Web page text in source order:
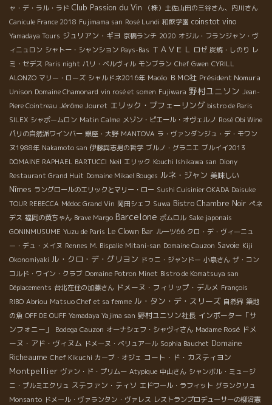
ャ・デ・ラル・ラド Club Passion du Vin
（株）土佐山田の三谷さん、内川さん
Canicule France 2018 Fujimama san Rosé Lundi 和飲学園 coinstot vino
Yamadaya Tours ジュリアン・ギヨ 京橋ランチ 2020 オジル・フランジャン・ヴ
ィニュロン シャトー・シャンション Pays-Bas ＴＡＶＥＬ ロゼ 炭焼・しのり レ
ミ・セデス Paris night パリ・ベルヴィル モンブラン Chef Gwen CYRILL
ALONZO マリー・ローズ シャルドネ2016年 Macéo ＢＭО社 Président Nomura
Unison Domaine Chamonard vin rosé et somen Fujiwara 野村ユニソン Jean-
Piere Cointreau Jérôme Jouret エリック・プフェーリング bistro de Paris
SILEX シャポームロン Matin Calme メゾン・ピエール・オヴェルノ Rosé Obi Wine
パリの自然派ワインバー 銀座・大野 MANTOVA ラ・ヴァンダンジュ・デ・モワン
ヌ1988年 Nakamoto san 伊藤與志男の哲学 ブルノ・グラニエ ブルイイ2013
DOMAINE RAPHAEL BARTUCCI Neil エリック Kouchi Ishikawa san Diony
Restaurant Grand Huit Domaine Mikael Bouges ルネ・ジャン 美味しい
Nîmes ラングロールのエリックとマリー・ロー Sushi Cuisinier OKADA Daisuke
TOUR REBECCA Médoc Grand Vin 岡田シェフ Suwa Bistro Chambre Noir ぺネ
デス 福岡の黄ちゃん Brave Margo Barcelone ポムロル Sake japonais
GONINMUSUME Yuzu de Paris Le Clown Bar ルーツ66 クロ・デ・ヴィーニュ
ー・デュ・メイヌ Rennes M. Bispalie Mitani-san Domaine Cauzon Savoie Kiji
Okonomiyaki ル・クロ・デ・グリヨン ドゥニ・ジャンドー 小泉さん ザ・コン
コルド・ワイン・クラブ Domaine Potron Minet Bistro de Komatsuya san
Déplacements 台北在住の加藤さん ドメーヌ・フィリップ・デルメ François
RIBO Abriou Matsuo Chef et sa femme ル・タン・デ・スリーズ 自然界 築地
の魚 OFF DE OUFF Yamadaya Yajima san 野村ユニソン社長 インポーター「サ
ンフォニー」
Bodega Cauzon オーナシェフ・シャヴィさん Madame Rosé ドメ
ーヌ・アド・ヴィヌム ドメーヌ・ベリュアール Sophia Bauchet Domaine
Richeaume Chef Kikuchi カーブ・オジェ コート・ド・カスティヨン
Montpellier ヴァン・ド・プリムー Atypique 中山さん シャンボル・ミュージ
ニ・プルミエクリュ ステファン・ティソ エドワール・ラフィット グランクリュ
Monsanto ドメール・ヴァランタン・ヴァレス レストランプロデューサーの柳沼憲